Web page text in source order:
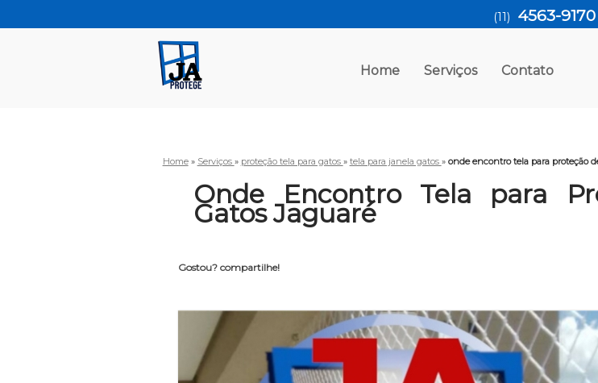
Home Serviços Contato
(11) 4563-9170
Home » Serviços » proteção tela para gatos » tela para janela gatos » onde encontro tela para proteção
Onde Encontro Tela para
Gatos Jaguaré
Gostou? compartilhe!